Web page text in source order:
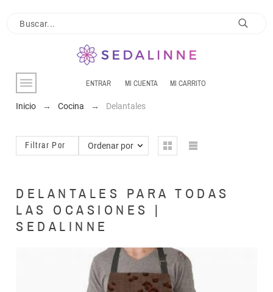
ENTRAR MI CUENTA MI CARRITO
Inicio Cocina Delantales
Filtrar Por Ordenar por
DELANTALES PARA TODAS
LAS OCASIONES |
SEDALINNE